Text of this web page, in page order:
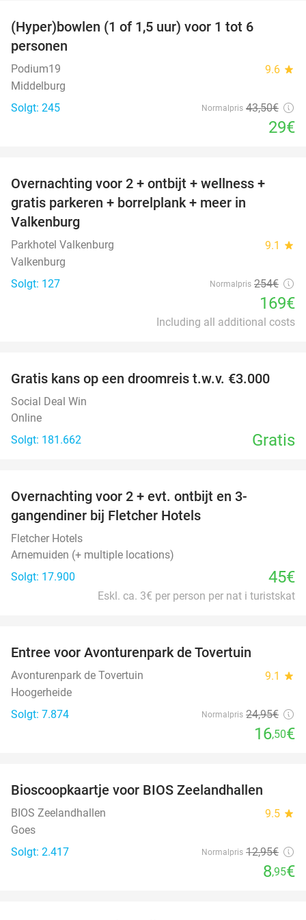
(Hyper)bowlen (1 of 1,5 uur) voor 1 tot 6
personen
Podium19 9.6 star
Middelburg
Solgt: 245
Normalpris 43,50€
29€
33%
Overnachting voor 2 + ontbijt + wellness +
gratis parkeren + borrelplank + meer in
Valkenburg
Parkhotel Valkenburg 9.1 star
Valkenburg
Solgt: 127
Normalpris 254€
169€
Including all additional costs
Gratis kans op een droomreis t.w.v. €3.000
Social Deal Win
Online
Solgt: 181.662
Gratis
Overnachting voor 2 + evt. ontbijt en 3-
gangendiner bij Fletcher Hotels
Fletcher Hotels
Arnemuiden (+ multiple locations)
Solgt: 17.900
45€
Eskl. ca. 3€ per person per nat i turistskat
Entree voor Avonturenpark de Tovertuin
Avonturenpark de Tovertuin 9.1 star
Hoogerheide
Solgt: 7.874
Normalpris 24,95€
16,50€
Bioscoopkaartje voor BIOS Zeelandhallen
BIOS Zeelandhallen 9.5 star
Goes
Solgt: 2.417
Normalpris 12,95€
8,95€